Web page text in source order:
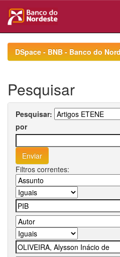
navigationDSpace - BNB - Banco do
Pesquisar
Pesquisar:
por
Filtros correntes: